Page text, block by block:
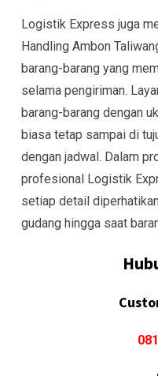
Logistik Express juga
Handling Ambon
barang-barang yang
selama pengiriman.
barang-barang dengan
biasa tetap sampai di
dengan jadwal. Dalam
profesional Logistik
setiap detail
gudang hingga saat